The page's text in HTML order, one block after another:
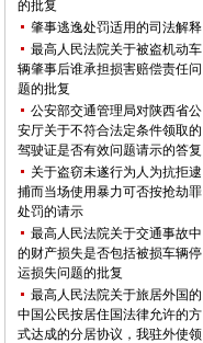
的批复
肇事逃逸处罚适用的司法解释
最高人民法院关于被盗机动车
辆肇事后谁承担损害赔偿责任问
题的批复
公安部交通管理局对陕西省公
安厅关于不符合法定条件领取的
驾驶证是否有效问题请示的答复
关于盗窃未遂行为人为抗拒逮
捕而当场使用暴力可否按抢劫罪
处罚的请示
最高人民法院关于交通事故中
的财产损失是否包括被损车辆停
运损失问题的批复
最高人民法院关于旅居外国的
中国公民按居住国法律允许的方
式达成的分居协议，我驻外使领